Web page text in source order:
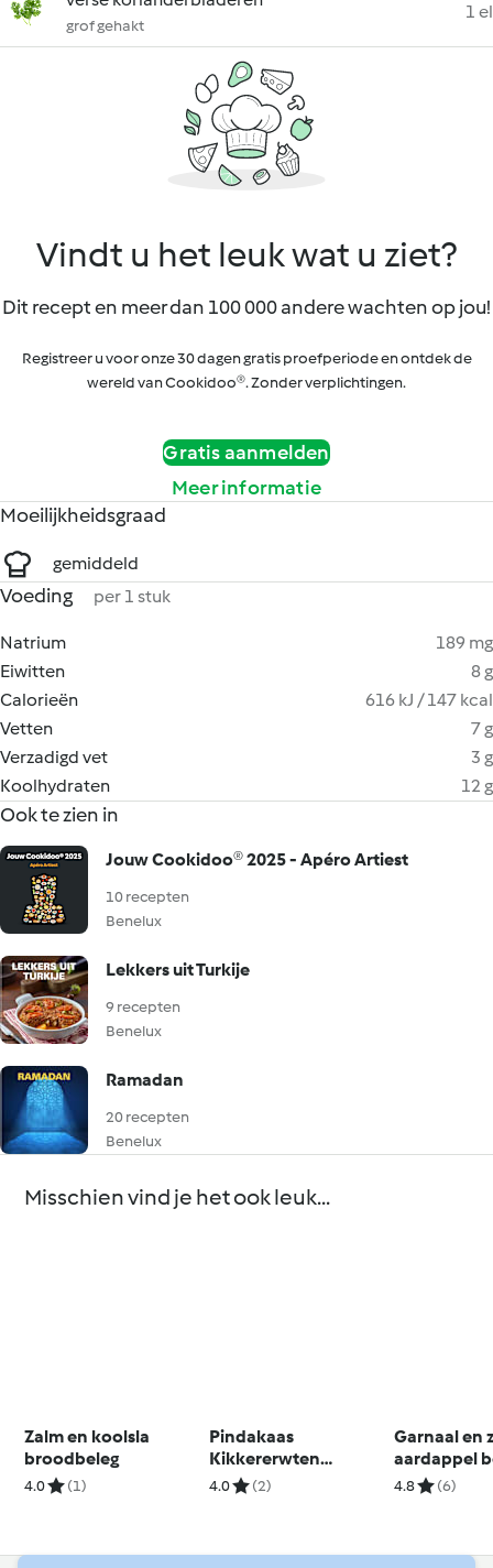
grof gehakt
1 el
Vindt u het leuk wat u ziet?
Dit recept en meer dan 100 000 andere wachten op jou!
Registreer u voor onze 30 dagen gratis proefperiode en ontdek de
wereld van Cookidoo®. Zonder verplichtingen.
Gratis aanmelden
Meer informatie
Moeilijkheidsgraad
gemiddeld
Voeding per 1 stuk
Natrium
189 mg
Eiwitten
8 g
Calorieën
616 kJ / 147 kcal
Vetten
7 g
Verzadigd vet
3 g
Koolhydraten
12 g
Ook te zien in
Jouw Cookidoo® 2025 - Apéro Artiest
10 recepten
Benelux
Lekkers uit Turkije
9 recepten
Benelux
Ramadan
20 recepten
Benelux
Misschien vind je het ook leuk...
Zalm en koolsla
broodbeleg
4.0 (1)
Pindakaas
Kikkererwten
Koekjes
4.0 (2)
Garnaal en
aardappel
4.8 (6)